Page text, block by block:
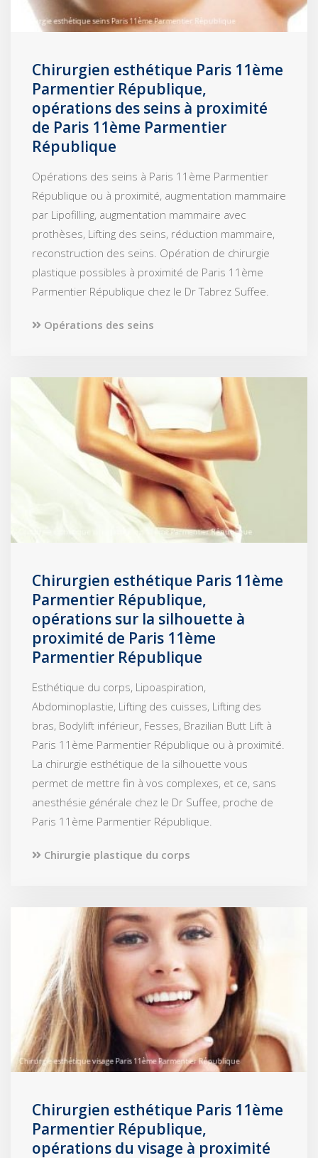
Chirurgien esthétique Paris 11ème
Parmentier République,
opérations des seins à proximité
de Paris 11ème Parmentier
République
Opérations des seins à Paris 11ème Parmentier
République ou à proximité, augmentation mammaire
par Lipofilling, augmentation mammaire avec
prothèses, Lifting des seins, réduction mammaire,
reconstruction des seins. Opération de chirurgie
plastique possibles à proximité de Paris 11ème
Parmentier République chez le Dr Tabrez Suffee.
Opérations des seins
Chirurgien esthétique Paris 11ème
Parmentier République,
opérations sur la silhouette à
proximité de Paris 11ème
Parmentier République
Esthétique du corps, Lipoaspiration,
Abdominoplastie, Lifting des cuisses, Lifting des
bras, Bodylift inférieur, Fesses, Brazilian Butt Lift à
Paris 11ème Parmentier République ou à proximité.
La chirurgie esthétique de la silhouette vous
permet de mettre fin à vos complexes, et ce, sans
anesthésie générale chez le Dr Suffee, proche de
Paris 11ème Parmentier République.
Chirurgie plastique du corps
Chirurgien esthétique Paris 11ème
Parmentier République,
opérations du visage à proximité